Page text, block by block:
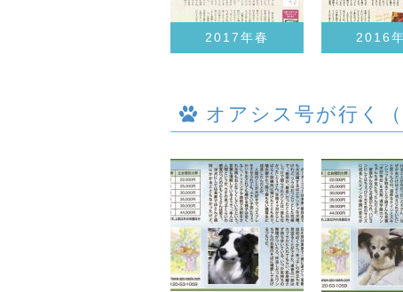
2017年春 2016
オアシス号が行く